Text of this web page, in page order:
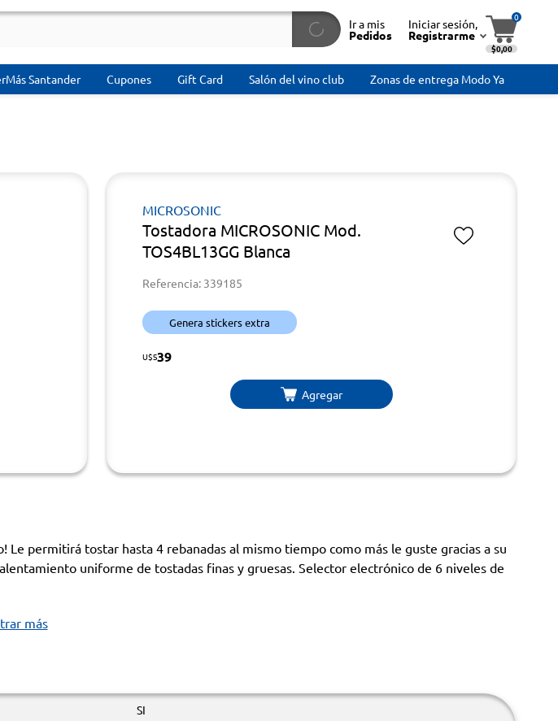
Ir a mis
Pedidos
Iniciar sesión,
Registrarme
0
$0,00
Santander Cupones Gift Card Salón del vino club Zonas de entrega Modo Ya
MICROSONIC
Tostadora MICROSONIC Mod.
TOS4BL13GG Blanca
Referencia: 339185
Genera stickers extra
U$S39
Agregar
permitirá tostar hasta 4 rebanadas al mismo tiempo como más le guste gracias a su
uniforme de tostadas finas y gruesas. Selector electrónico de 6 niveles de
más
SI